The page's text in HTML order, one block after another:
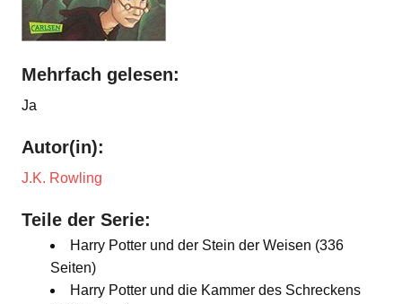
Mehrfach gelesen:
Ja
Autor(in):
J.K. Rowling
Teile der Serie:
Harry Potter und der Stein der Weisen (336
Seiten)
Harry Potter und die Kammer des Schreckens